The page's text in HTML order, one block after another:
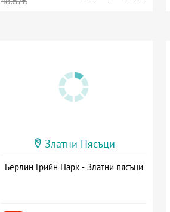
Златни Пясъци
Берлин Грийн Парк - Златни пясъци